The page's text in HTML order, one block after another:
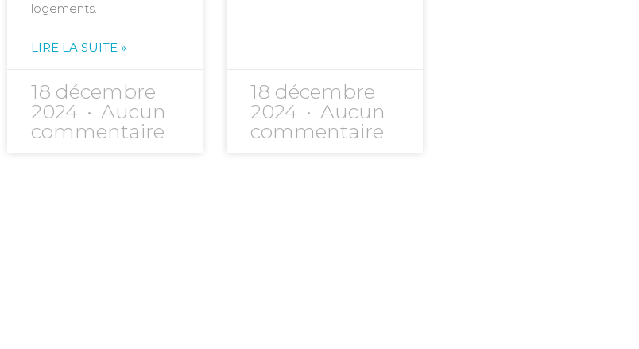
logements.
LIRE LA SUITE »
18 décembre
2024
Aucun
commentaire
18 décembre
2024
Aucun
commentaire